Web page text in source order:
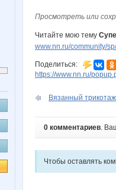
Просмотреть или
Читайте мою тему
www.nn.ru/community/
Поделиться:
https://www.nn.ru/
Вязанный
0 комментариев.
Чтобы оставлять